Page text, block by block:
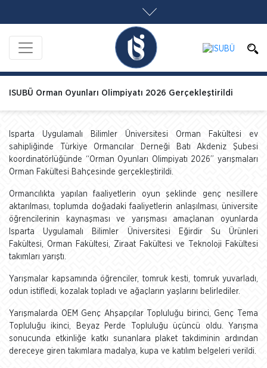
ISUBÜ Orman Oyunları Olimpiyatı 2026 Gerçekleştirildi
Isparta Uygulamalı Bilimler Üniversitesi Orman Fakültesi ev
sahipliğinde Türkiye Ormancılar Derneği Batı Akdeniz Şubesi
koordinatörlüğünde “Orman Oyunları Olimpiyatı 2026” yarışmaları
Orman Fakültesi Bahçesinde gerçekleştirildi.
Ormancılıkta yapılan faaliyetlerin oyun şeklinde genç nesillere
aktarılması, toplumda doğadaki faaliyetlerin anlaşılması, üniversite
öğrencilerinin kaynaşması ve yarışması amaçlanan oyunlarda
Isparta Uygulamalı Bilimler Üniversitesi Eğirdir Su Ürünleri
Fakültesi, Orman Fakültesi, Ziraat Fakültesi ve Teknoloji Fakültesi
takımları yarıştı.
Yarışmalar kapsamında öğrenciler, tomruk kesti, tomruk yuvarladı,
odun istifledi, kozalak topladı ve ağaçların yaşlarını belirlediler.
Yarışmalarda OEM Genç Ahşapçılar Topluluğu birinci, Genç Tema
Topluluğu ikinci, Beyaz Perde Topluluğu üçüncü oldu. Yarışma
sonucunda etkinliğe katkı sunanlara plaket takdiminin ardından
dereceye giren takımlara madalya, kupa ve katılım belgeleri verildi.